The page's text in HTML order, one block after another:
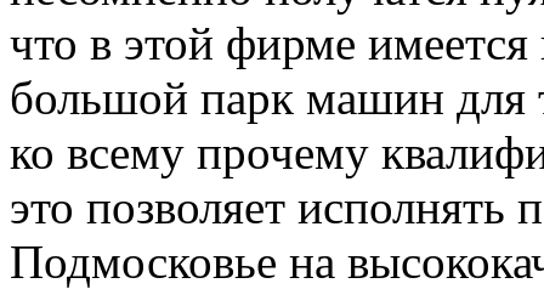
что в этой фирме
большой парк машин для
ко всему прочему
это позволяет исполнять
Подмосковье на